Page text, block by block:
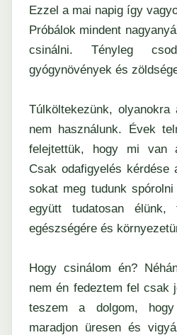
Ezzel a mai napig így
Próbálok mindent
csinálni. Tényleg
gyógynövények és
Túlköltekezünk,
nem használunk. Évek
felejtettük, hogy mi van
Csak odafigyelés kérdése
sokat meg tudunk
együtt tudatosan élünk,
egészségére és
Hogy csinálom én?
nem én fedeztem fel csak
teszem a dolgom,
maradjon üresen és